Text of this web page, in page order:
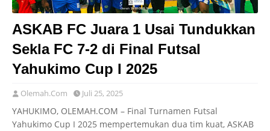
ASKAB FC Juara 1 Usai Tundukkan
Sekla FC 7-2 di Final Futsal
Yahukimo Cup I 2025
Olemah.Com Juli 25, 2025
YAHUKIMO, OLEMAH.COM – Final Turnamen Futsal
Yahukimo Cup I 2025 mempertemukan dua tim kuat, ASKAB